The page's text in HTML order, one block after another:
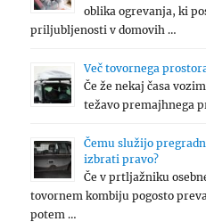
oblika ogrevanja, ki
priljubljenosti v domovih …
Več tovornega
Če že nekaj časa
težavo premajhnega
Čemu služijo
izbrati pravo?
Če v prtljažniku
tovornem kombiju pogosto
potem …